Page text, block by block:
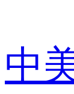
中